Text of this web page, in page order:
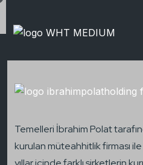
Temelleri İbrahim Polat
kurulan müteahhitlik firması